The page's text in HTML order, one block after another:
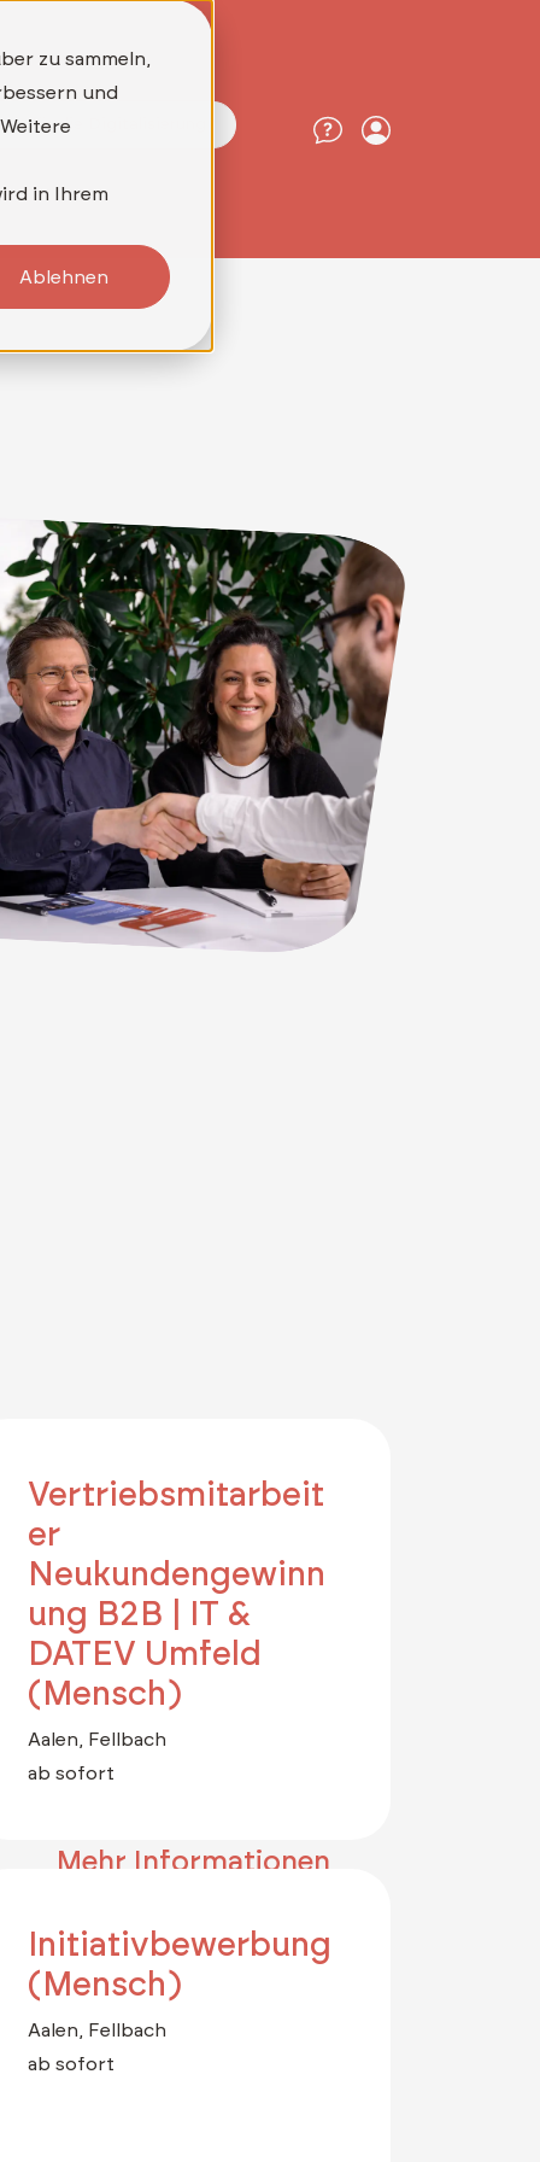
zu sammeln,
und
in Ihrem
Ablehnen
für die Digitalisierung?
Drucklösungen
Vertriebsmitarbeit
er
Neukundengewinn
ung B2B | IT &
DATEV Umfeld
(Mensch)
Aalen, Fellbach
ab sofort
Mehr Informationen
Initiativbewerbung
(Mensch)
Aalen, Fellbach
ab sofort